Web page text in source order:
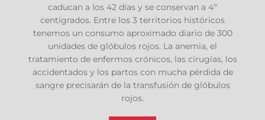
caducan a los 42 días y se conservan a 4º
centígrados. Entre los 3 territorios históricos
tenemos un consumo aproximado diario de 300
unidades de glóbulos rojos. La anemia, el
tratamiento de enfermos crónicos, las cirugías, los
accidentados y los partos con mucha pérdida de
sangre precisarán de la transfusión de glóbulos
rojos.